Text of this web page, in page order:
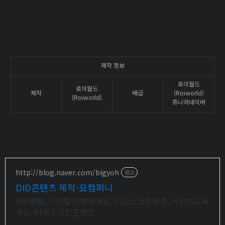
제작 정보
제작
로이월드
(Roiworld)
배급
로이월드
(Roiworld)
쥬니어네이버
http://blog.naver.com/bigyoh 광고
DID콘텐츠 제작-요컴퍼니